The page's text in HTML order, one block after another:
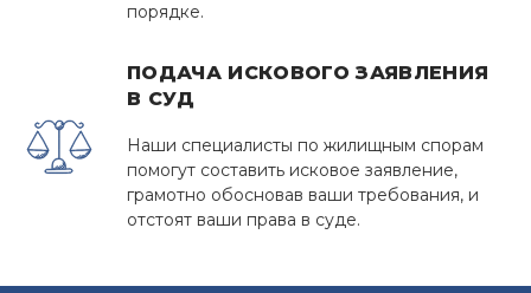
порядке.
ПОДАЧА ИСКОВОГО ЗАЯВЛЕНИЯ
В СУД
Наши специалисты по жилищным спорам
помогут составить исковое заявление,
грамотно обосновав ваши требования, и
отстоят ваши права в суде.